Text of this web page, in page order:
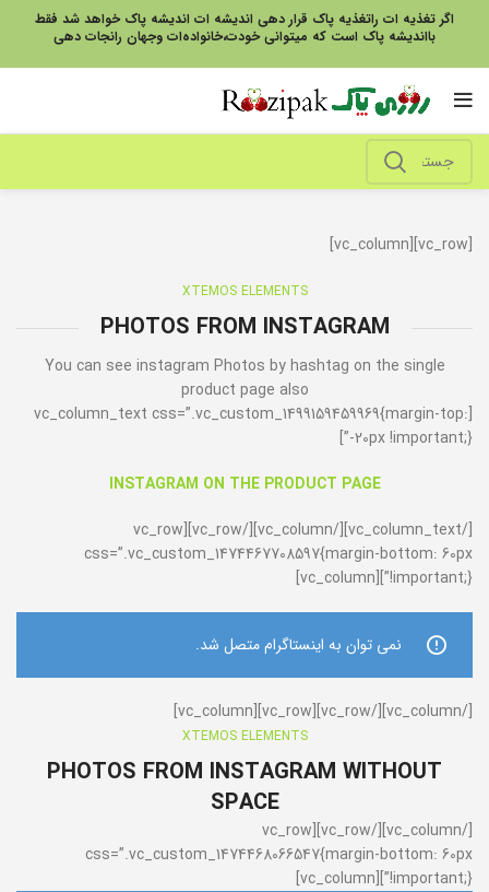
اگر تغذیه ات راتغذیه پاک قرار دهی اندیشه ات اندیشه پاک خواهد شد فقط
بااندیشه پاک است که میتوانی خودت،خانواده‌ات وجهان رانجات دهی
[vc_row][vc_column]
XTEMOS ELEMENTS
PHOTOS FROM INSTAGRAM
You can see instagram Photos by hashtag on the single
product page also
[vc_column_text css=”.vc_custom_1499159459969{margin-top:
-20px !important;}”]
INSTAGRAM ON THE PRODUCT PAGE
[/vc_column_text][/vc_column][/vc_row][vc_row
css=”.vc_custom_1474467708597{margin-bottom: 60px
!important;}”][vc_column]
نمی توان به اینستاگرام متصل شد.
[/vc_column][/vc_row][vc_row][vc_column]
XTEMOS ELEMENTS
PHOTOS FROM INSTAGRAM WITHOUT
SPACE
[/vc_column][/vc_row][vc_row
css=”.vc_custom_1474468066547{margin-bottom: 60px
!important;}”][vc_column]